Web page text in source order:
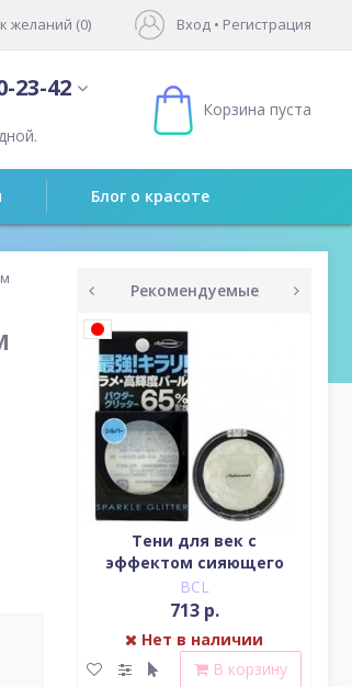
желаний (0) Вход • Регистрация
23-42
Корзина пуста
Блог о красоте
Рекомендуемые
Тени для век c
эффектом сияющего
блеска (серебро)
BCL
713 р.
Нет в наличии
В корзину